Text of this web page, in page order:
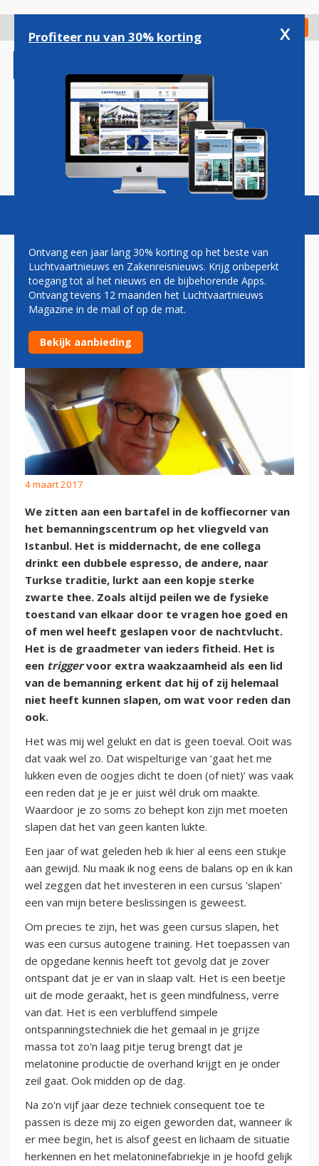
gaan
Check in
Magazine Podcasts Vacatures
HERMAN MATEBOER: RUST
4 maart 2017
We zitten aan een bartafel in de koffiecorner van
het bemanningscentrum op het vliegveld van
Istanbul. Het is middernacht, de ene collega
drinkt een dubbele espresso, de andere, naar
Turkse traditie, lurkt aan een kopje sterke
zwarte thee. Zoals altijd peilen we de fysieke
toestand van elkaar door te vragen hoe goed en
of men wel heeft geslapen voor de nachtvlucht.
Het is de graadmeter van ieders fitheid. Het is
een triggervoor extra waakzaamheid als een lid
van de bemanning erkent dat hij of zij helemaal
niet heeft kunnen slapen, om wat voor reden dan
ook.
Het was mij wel gelukt en dat is geen toeval. Ooit was
dat vaak wel zo. Dat wispelturige van ‘gaat het me
lukken even de oogjes dicht te doen (of niet)’ was vaak
een reden dat je je er juist wél druk om maakte.
Waardoor je zo soms zo behept kon zijn met moeten
slapen dat het van geen kanten lukte.
Een jaar of wat geleden heb ik hier al eens een stukje
aan gewijd. Nu maak ik nog eens de balans op en ik kan
wel zeggen dat het investeren in een cursus 'slapen'
een van mijn betere beslissingen is geweest.
Om precies te zijn, het was geen cursus slapen, het
was een cursus autogene training. Het toepassen van
de opgedane kennis heeft tot gevolg dat je zover
ontspant dat je er van in slaap valt. Het is een beetje
uit de mode geraakt, het is geen mindfulness, verre
van dat. Het is een verbluffend simpele
ontspanningstechniek die het gemaal in je grijze
massa tot zo'n laag pitje terug brengt dat je
melatonine productie de overhand krijgt en je onder
zeil gaat. Ook midden op de dag.
Na zo'n vijf jaar deze techniek consequent toe te
passen is deze mij zo eigen geworden dat, wanneer ik
er mee begin, het is alsof geest en lichaam de situatie
herkennen en het melatoninefabriekje in je hoofd gelijk
Profiteer nu van 30% korting x
Ontvang een jaar lang 30% korting op het beste van
Luchtvaartnieuws en Zakenreisnieuws. Krijg onbeperkt
toegang tot al het nieuws en de bijbehorende Apps.
Ontvang tevens 12 maanden het Luchtvaartnieuws
Magazine in de mail of op de mat.
Bekijk aanbieding